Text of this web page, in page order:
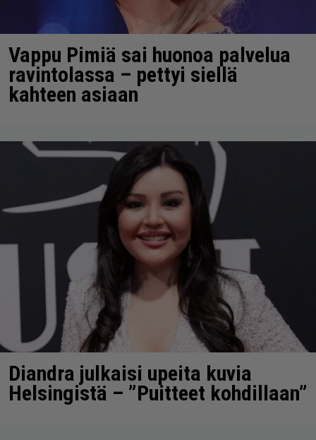
Vappu Pimiä sai huonoa palvelua
ravintolassa – pettyi siellä
kahteen asiaan
Diandra julkaisi upeita kuvia
Helsingistä – ”Puitteet kohdillaan”